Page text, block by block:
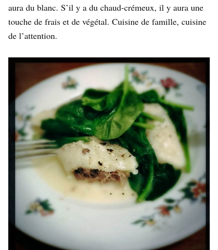
aura du blanc. S’il y a du chaud-crémeux, il y aura une
touche de frais et de végétal. Cuisine de famille, cuisine
de l’attention.